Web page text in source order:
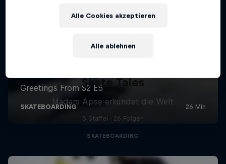
Skate Tales
Madars Apse erkundet die Welt
5 Staffel · 26 Folgen
SKATEBOARDING
Alle ablehnen
Alle Cookies akzeptieren